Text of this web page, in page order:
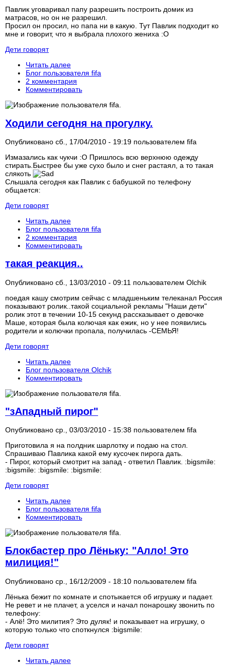
Павлик уговаривал папу разрешить построить домик из
матрасов, но он не разрешил.
Просил он просил, но папа ни в какую. Тут Павлик подходит ко
мне и говорит, что я выбрала плохого жениха :O
Дети говорят
Читать далее
Блог пользователя fifa
2 комментария
Комментировать
Ходили сегодня на прогулку.
Опубликовано сб., 17/04/2010 - 19:19 пользователем fifa
Измазались как чукчи :O Пришлось всю верхнюю одежду
стирать.Быстрее бы уже сухо было и снег растаял, а то такая
слякоть
Слышала сегодня как Павлик с бабушкой по телефону
общается:
Дети говорят
Читать далее
Блог пользователя fifa
2 комментария
Комментировать
такая реакция..
Опубликовано сб., 13/03/2010 - 09:11 пользователем Olchik
поедая кашу смотрим сейчас с младшеньким телеканал Россия
показывают ролик..такой социальной рекламы "Наши дети"
ролик этот в течении 10-15 секунд рассказывает о девочке
Маше, которая была колючая как ежик, но у нее появились
родители и колючки пропала, получилась -СЕМЬЯ!
Дети говорят
Читать далее
Блог пользователя Olchik
Комментировать
"зАпадный пирог"
Опубликовано ср., 03/03/2010 - 15:38 пользователем fifa
Приготовила я на полдник шарлотку и подаю на стол.
Спрашиваю Павлика какой ему кусочек пирога дать.
- Пирог, который смотрит на запад - ответил Павлик. :bigsmile:
:bigsmile: :bigsmile: :bigsmile:
Дети говорят
Читать далее
Блог пользователя fifa
Комментировать
Блокбастер про Лёньку: "Алло! Это
милиция!"
Опубликовано ср., 16/12/2009 - 18:10 пользователем fifa
Лёнька бежит по комнате и спотыкается об игрушку и падает.
Не ревет и не плачет, а уселся и начал понарошку звонить по
телефону:
- Алё! Это милития? Это дуляк! и показывает на игрушку, о
которую только что споткнулся :bigsmile:
Дети говорят
Читать далее